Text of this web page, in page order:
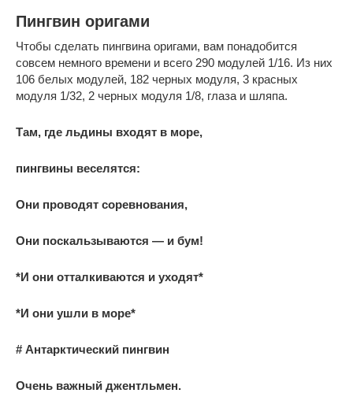
Пингвин оригами
Чтобы сделать пингвина оригами, вам понадобится
совсем немного времени и всего 290 модулей 1/16. Из них
106 белых модулей, 182 черных модуля, 3 красных
модуля 1/32, 2 черных модуля 1/8, глаза и шляпа.
Там, где льдины входят в море,
пингвины веселятся:
Они проводят соревнования,
Они поскальзываются — и бум!
*И они отталкиваются и уходят*
*И они ушли в море*
# Антарктический пингвин
Очень важный джентльмен.